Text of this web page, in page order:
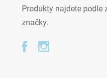
Produkty najdete podle
značky.